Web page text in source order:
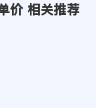
价 相关推荐